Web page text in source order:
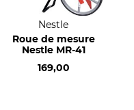
Nestle
Roue de mesure
Nestle MR-41
169,00